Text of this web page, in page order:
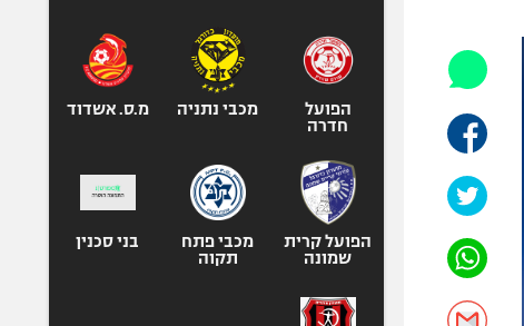
אופניים
ספורט מוטורי
כדורמים
בייסבול MLB
ספורט אתגרי
אומנויות לחימה
הפועל
חדרה
מכבי נתניה מ.ס. אשדוד
הפועל קרית
שמונה
מכבי פתח
תקוה
בני סכנין